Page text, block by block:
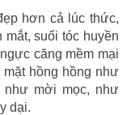
hơn cả lúc thức,
suối tóc huyền
căng mềm mại
hồng hồng như
như mời mọc, như
dại.